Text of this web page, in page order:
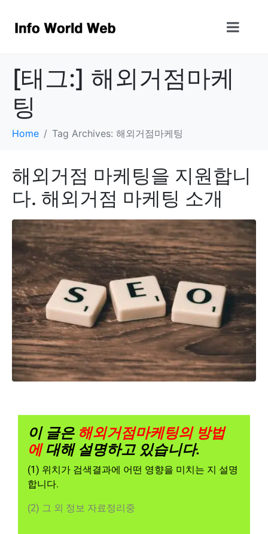
[태그:] 해외거점마케
팅
Home Tag Archives: 해외거점마케팅
해외거점 마케팅을 지원합니
다. 해외거점 마케팅 소개
이 글은 해외거점마케팅의 방법
에대해 설명하고 있습니다.
(1) 위치가 검색결과에 어떤 영향을 미치는 지 설명
합니다.
(2) 그 외 정보 자료정리중